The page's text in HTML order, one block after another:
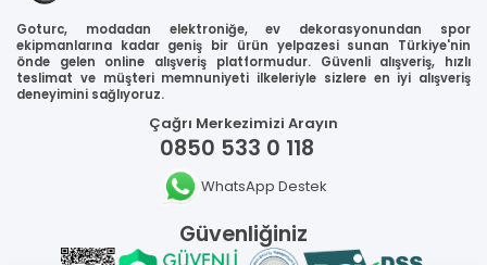
Goturc, modadan elektroniğe, ev dekorasyonundan spor
ekipmanlarına kadar geniş bir ürün yelpazesi sunan Türkiye'nin
önde gelen online alışveriş platformudur. Güvenli alışveriş, hızlı
teslimat ve müşteri memnuniyeti ilkeleriyle sizlere en iyi alışveriş
deneyimini sağlıyoruz.
Çağrı Merkezimizi Arayın
0850 533 0 118
WhatsApp Destek
Güvenliğiniz